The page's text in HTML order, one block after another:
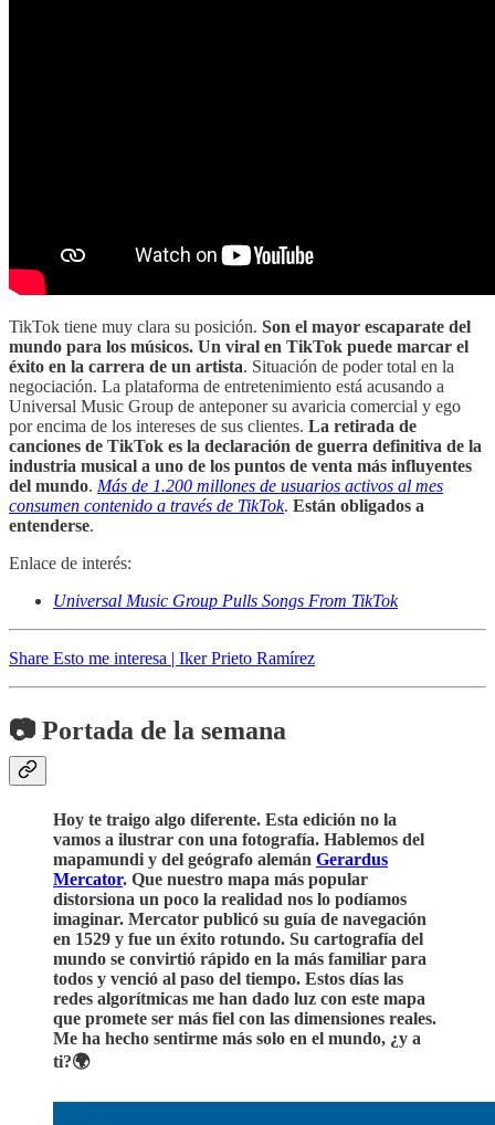
TikTok tiene muy clara su posición. Son el mayor escaparate del
mundo para los músicos. Un viral en TikTok puede marcar el
éxito en la carrera de un artista. Situación de poder total en la
negociación. La plataforma de entretenimiento está acusando a
Universal Music Group de anteponer su avaricia comercial y ego
por encima de los intereses de sus clientes. La retirada de
canciones de TikTok es la declaración de guerra definitiva de la
industria musical a uno de los puntos de venta más influyentes
del mundo. Más de 1.200 millones de usuarios activos al mes
consumen contenido a través de TikTok. Están obligados a
entenderse.
Enlace de interés:
Universal Music Group Pulls Songs From TikTok
Share Esto me interesa | Iker Prieto Ramírez
📷 Portada de la semana
Hoy te traigo algo diferente. Esta edición no la
vamos a ilustrar con una fotografía. Hablemos del
mapamundi y del geógrafo alemán Gerardus
Mercator. Que nuestro mapa más popular
distorsiona un poco la realidad nos lo podíamos
imaginar. Mercator publicó su guía de navegación
en 1529 y fue un éxito rotundo. Su cartografía del
mundo se convirtió rápido en la más familiar para
todos y venció al paso del tiempo. Estos días las
redes algorítmicas me han dado luz con este mapa
que promete ser más fiel con las dimensiones reales.
Me ha hecho sentirme más solo en el mundo, ¿y a
ti?🌍